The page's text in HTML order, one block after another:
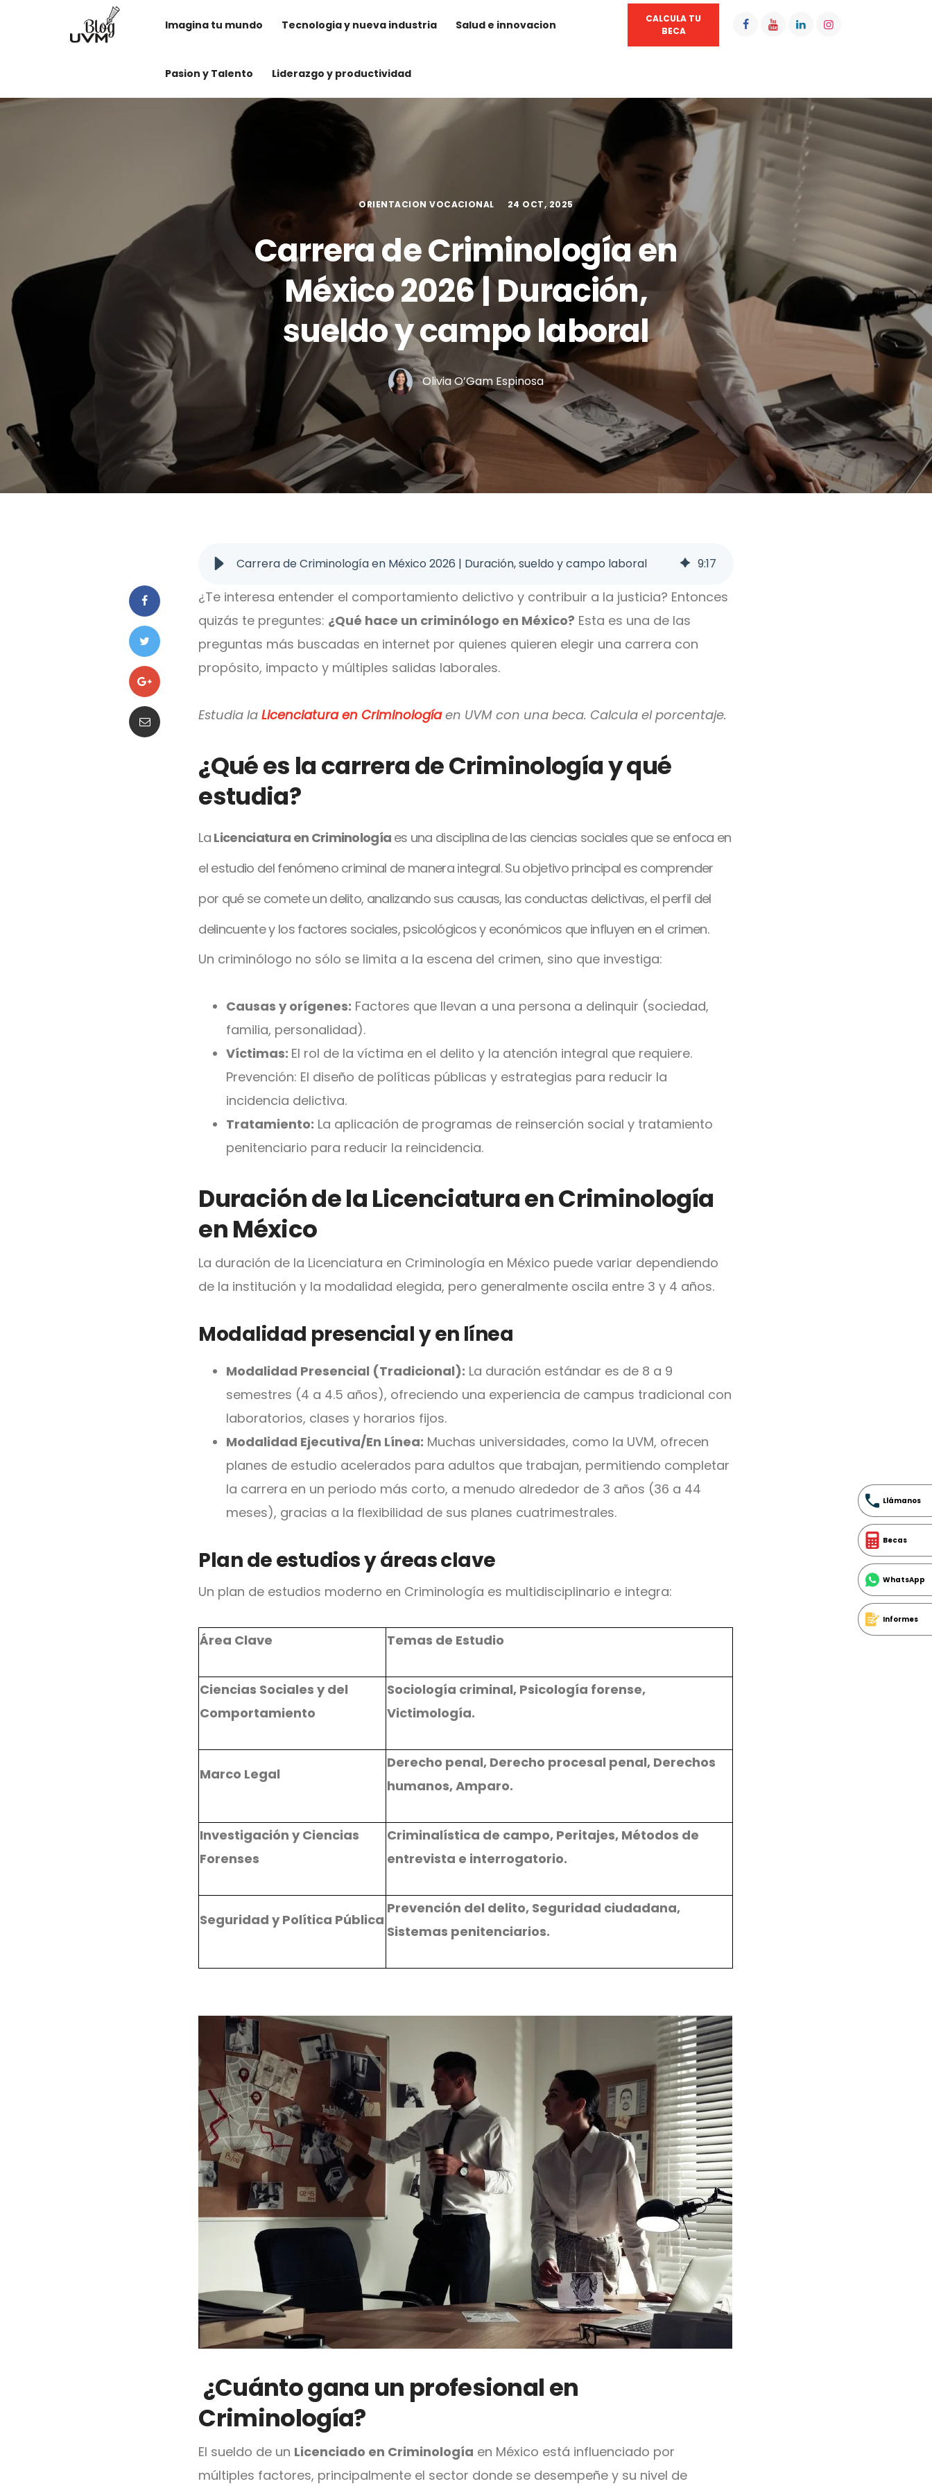
Imagina tu mundo Tecnologia y nueva industria Salud e innovacion
Pasion y Talento Liderazgo y productividad
CALCULA TU
BECA
ORIENTACION VOCACIONAL 24 OCT, 2025
Carrera de Criminología en
México 2026 | Duración,
sueldo y campo laboral
Olivia O’Gam Espinosa
Carrera de Criminología en México 2026 | Duración, sueldo y campo laboral 9:17
¿Te interesa entender el comportamiento delictivo y contribuir a la justicia? Entonces
quizás te preguntes: ¿Qué hace un criminólogo en México? Esta es una de las
preguntas más buscadas en internet por quienes quieren elegir una carrera con
propósito, impacto y múltiples salidas laborales.
Estudia laLicenciatura en Criminologíaen UVM con una beca. Calcula el porcentaje.
¿Qué es la carrera de Criminología y qué
estudia?
La Licenciatura en Criminología es una disciplina de las ciencias sociales que se enfoca en
el estudio del fenómeno criminal de manera integral. Su objetivo principal es comprender
por qué se comete un delito, analizando sus causas, las conductas delictivas, el perfil del
delincuente y los factores sociales, psicológicos y económicos que influyen en el crimen.
Un criminólogo no sólo se limita a la escena del crimen, sino que investiga:
Causas y orígenes: Factores que llevan a una persona a delinquir (sociedad,
familia, personalidad).
Víctimas: El rol de la víctima en el delito y la atención integral que requiere.
Prevención: El diseño de políticas públicas y estrategias para reducir la
incidencia delictiva.
Tratamiento: La aplicación de programas de reinserción social y tratamiento
penitenciario para reducir la reincidencia.
Duración de la Licenciatura en Criminología
en México
La duración de la Licenciatura en Criminología en México puede variar dependiendo
de la institución y la modalidad elegida, pero generalmente oscila entre 3 y 4 años.
Modalidad presencial y en línea
Modalidad Presencial (Tradicional): La duración estándar es de 8 a 9
semestres (4 a 4.5 años), ofreciendo una experiencia de campus tradicional con
laboratorios, clases y horarios fijos.
Modalidad Ejecutiva/En Línea: Muchas universidades, como la UVM, ofrecen
planes de estudio acelerados para adultos que trabajan, permitiendo completar
la carrera en un periodo más corto, a menudo alrededor de 3 años (36 a 44
meses), gracias a la flexibilidad de sus planes cuatrimestrales.
Plan de estudios y áreas clave
Un plan de estudios moderno en Criminología es multidisciplinario e integra:
Área Clave Temas de Estudio
Ciencias Sociales y del
Comportamiento
Sociología criminal, Psicología forense,
Victimología.
Marco Legal
Derecho penal, Derecho procesal penal, Derechos
humanos, Amparo.
Investigación y Ciencias
Forenses
Criminalística de campo, Peritajes, Métodos de
entrevista e interrogatorio.
Seguridad y Política Pública
Prevención del delito, Seguridad ciudadana,
Sistemas penitenciarios.
¿Cuánto gana un profesional en
Criminología?
El sueldo de un Licenciado en Criminología en México está influenciado por
múltiples factores, principalmente el sector donde se desempeñe y su nivel de
Llámanos
Becas
WhatsApp
Informes